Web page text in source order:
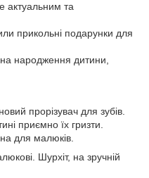
актуальним та
прикольні подарунки для
на народження дитини,
прорізувач для зубів.
приємно їх гризти.
для малюків.
Шурхіт, на зручній